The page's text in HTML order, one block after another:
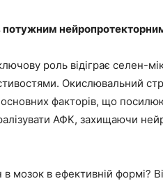
роль відіграє селен-
Окислювальний
факторів, що
АФК, захищаючи
мозок в ефективній формі?